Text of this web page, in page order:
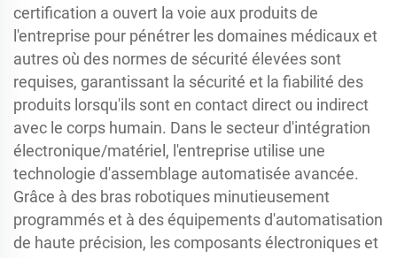
certification a ouvert la voie aux produits de
l'entreprise pour pénétrer les domaines médicaux et
autres où des normes de sécurité élevées sont
requises, garantissant la sécurité et la fiabilité des
produits lorsqu'ils sont en contact direct ou indirect
avec le corps humain. Dans le secteur d'intégration
électronique/matériel, l'entreprise utilise une
technologie d'assemblage automatisée avancée.
Grâce à des bras robotiques minutieusement
programmés et à des équipements d'automatisation
de haute précision, les composants électroniques et